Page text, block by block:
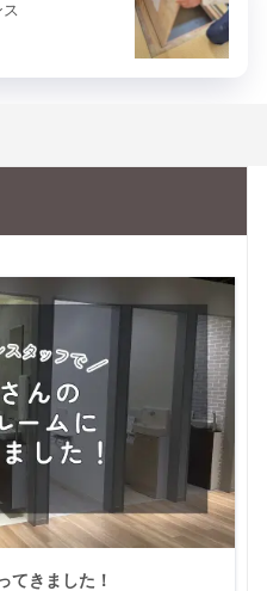
てきました！